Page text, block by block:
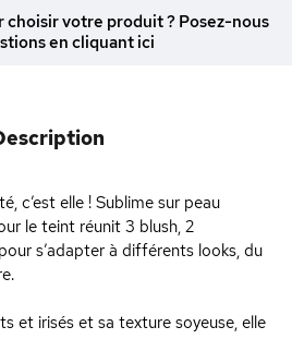
choisir votre produit ? Posez-nous
en cliquant ici
c’est elle ! Sublime sur peau
le teint réunit 3 blush, 2
s’adapter à différents looks, du
et irisés et sa texture soyeuse, elle